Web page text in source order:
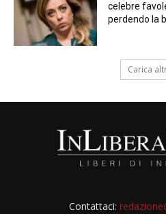
celebre
perdendo la
Carica
Contattaci: